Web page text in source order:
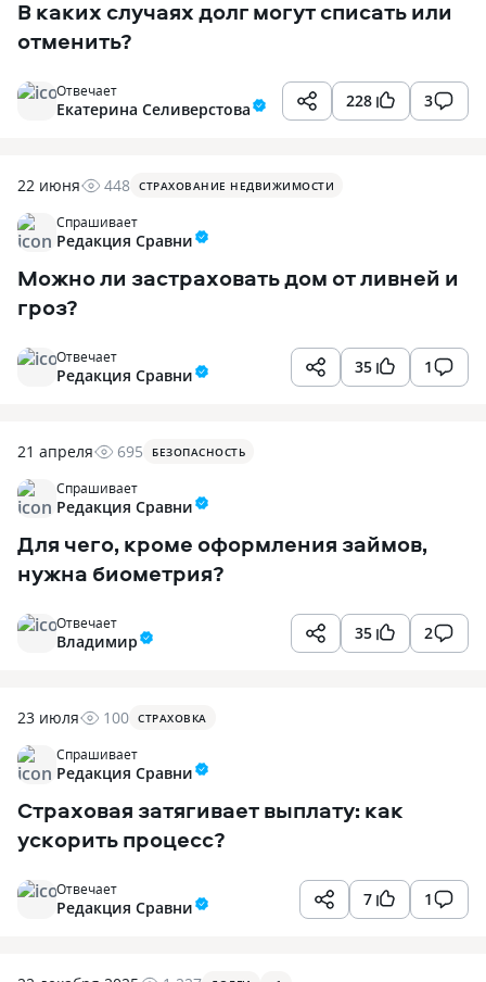
В каких случаях долг могут списать или
отменить?
228 3
Отвечает
Екатерина Селиверстова
22 июня 448 СТРАХОВАНИЕ НЕДВИЖИМОСТИ
Спрашивает
Редакция Сравни
Можно ли застраховать дом от ливней и
гроз?
35 1
Отвечает
Редакция Сравни
21 апреля 695 БЕЗОПАСНОСТЬ
Спрашивает
Редакция Сравни
Для чего, кроме оформления займов,
нужна биометрия?
35 2
Отвечает
Владимир
23 июля 100 СТРАХОВКА
Спрашивает
Редакция Сравни
Страховая затягивает выплату: как
ускорить процесс?
7 1
Отвечает
Редакция Сравни